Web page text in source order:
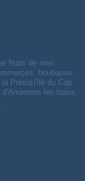
fruits de mer,
boutiques,
Presqu'île du Cap
les bains.